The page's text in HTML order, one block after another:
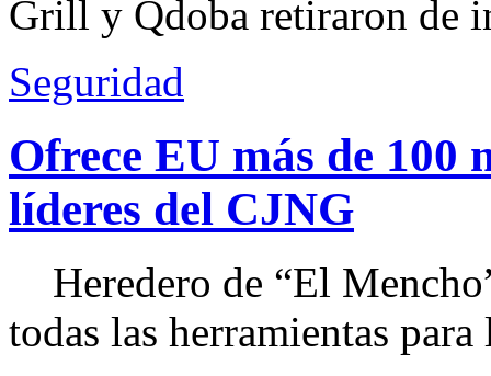
Grill y Qdoba retiraron de
Seguridad
Ofrece EU más de 100
líderes del CJNG
Heredero de “El
todas las herramientas